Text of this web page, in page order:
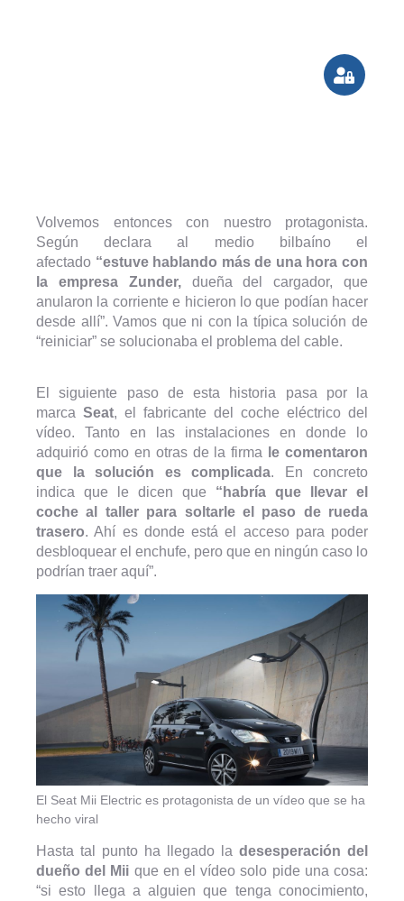
Volvemos entonces con nuestro protagonista.
Según declara al medio bilbaíno el
afectado “estuve hablando más de una hora con
la empresa Zunder,dueña del cargador, que
anularon la corriente e hicieron lo que podían hacer
desde allí”. Vamos que ni con la típica solución de
“reiniciar” se solucionaba el problema del cable.
El siguiente paso de esta historia pasa por la
marca Seat, el fabricante del coche eléctrico del
vídeo. Tanto en las instalaciones en donde lo
adquirió como en otras de la firma
le comentaron
que la solución es complicada. En concreto
indica que le dicen que “habría que llevar el
coche al taller para soltarle el paso de rueda
trasero. Ahí es donde está el acceso para poder
desbloquear el enchufe, pero que en ningún caso lo
podrían traer aquí”.
El Seat Mii Electric es protagonista de un vídeo que se ha
hecho viral
Hasta tal punto ha llegado la desesperación del
dueño del Mii que en el vídeo solo pide una cosa:
“si esto llega a alguien que tenga conocimiento,